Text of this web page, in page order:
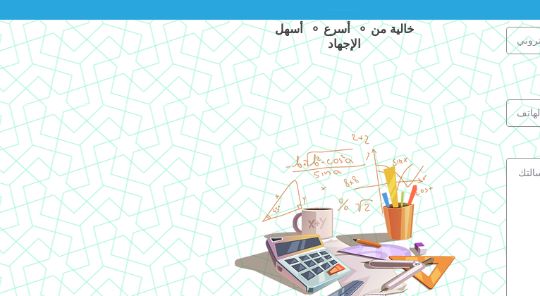
أسهل ⚬ أسرع ⚬ خالية من
الإجهاد